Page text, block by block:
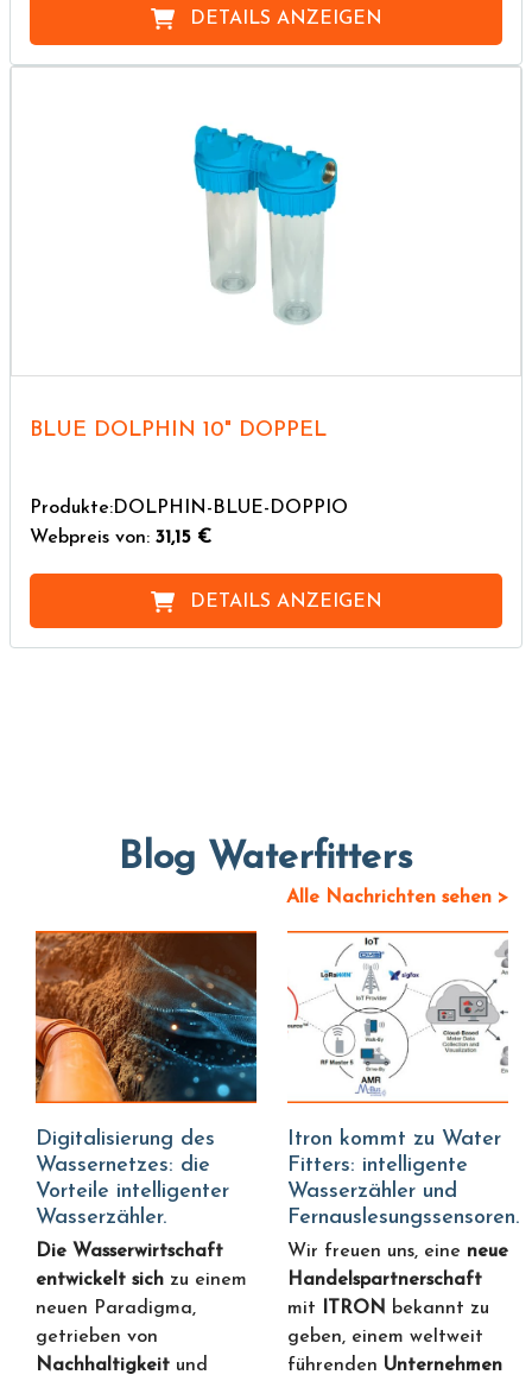
DETAILS ANZEIGEN
BLUE DOLPHIN 10" DOPPEL
Produkte:DOLPHIN-BLUE-DOPPIO
Webpreis von: 31,15 €
DETAILS ANZEIGEN
Blog Waterfitters
Alle Nachrichten sehen >
Digitalisierung des
Wassernetzes: die
Vorteile intelligenter
Wasserzähler.
Die Wasserwirtschaft
entwickelt sich zu einem
neuen Paradigma,
getrieben von
Nachhaltigkeit und
Itron kommt zu Water
Fitters: intelligente
Wasserzähler und
Fernauslesungssensoren.
Wir freuen uns, eine neue
Handelspartnerschaft
mit ITRON bekannt zu
geben, einem weltweit
führenden Unternehmen